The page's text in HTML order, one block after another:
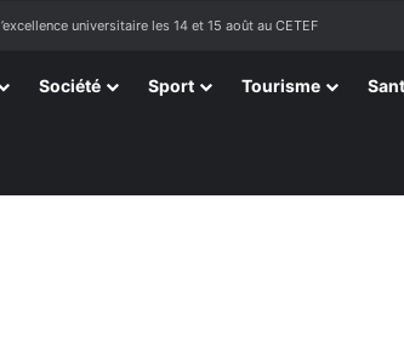
de Kpélé Govié Apégamé / Sokpé
Société Sport Tourisme